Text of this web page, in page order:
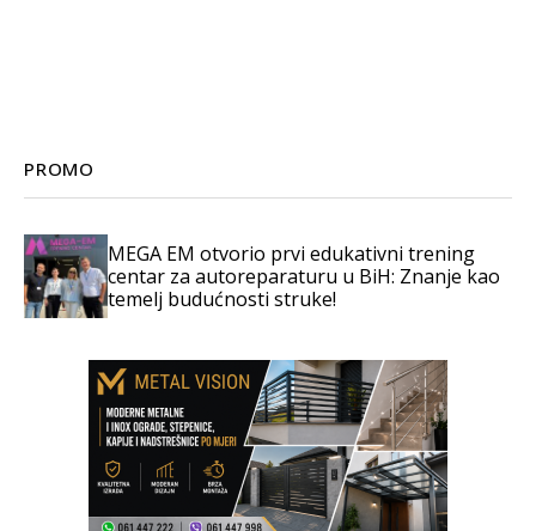
PROMO
MEGA EM otvorio prvi edukativni trening
centar za autoreparaturu u BiH: Znanje kao
temelj budućnosti struke!